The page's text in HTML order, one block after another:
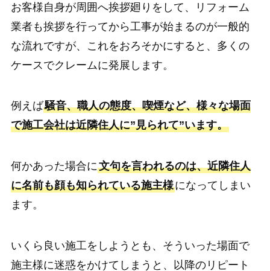
お客様自身が周囲へ挨拶廻りをして、リフォーム
業者も挨拶を行ってから工事が始まるのが一般的
な流れですが、これをおろそかにすると、多くの
ケースでクレームに発展します。
例えば騒音、職人の態度、喫煙など、様々な場面
で施工会社は近隣住人に”見られて”います。
何かあった場合に文句を言われるのは、近隣住人
に名前も顔も知られている施主様になってしまい
ます。
いくら良い施工をしようとも、そういった場面で
施主様に迷惑をかけてしまうと、以降のリピート